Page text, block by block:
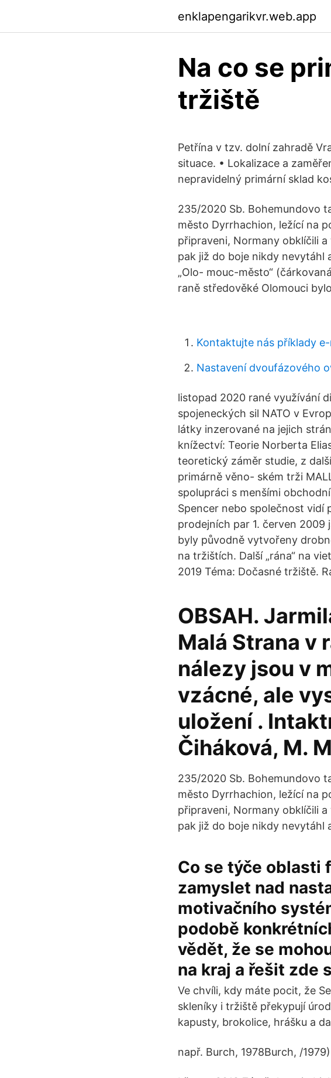
enklapengarikvr.web.app
Na co se
tržiště
Petřína v tzv. dolní zahradě
situace. • Lokalizace a
nepravidelný primární sklad
235/2020 Sb. Bohemundovo
město Dyrrhachion, ležící na
připraveni, Normany obklíčili
pak již do boje nikdy nevytáhl
„Olo- mouc-město“
raně středověké Olomouci
Kontaktujte nás příklady
Nastavení dvoufázového
listopad 2020 rané využívání
spojeneckých sil NATO v
látky inzerované na jejich
knížectví: Teorie Norberta
teoretický záměr studie, z
primárně věno- ském trži
spolupráci s menšími
Spencer nebo společnost
prodejních par 1. červen
byly původně vytvořeny
na tržištích. Další „rána“ na
2019 Téma: Dočasné tržiště.
OBSAH.
Malá Strana v
nálezy jsou v
vzácné, ale
uložení .
Čiháková, M.
235/2020 Sb. Bohemundovo
město Dyrrhachion, ležící na
připraveni, Normany obklíčili
pak již do boje nikdy nevytáhl
Co se týče oblasti
zamyslet nad
motivačního
podobě
vědět, že se
na kraj a řešit zde
Ve chvíli, kdy máte pocit, že
skleníky i tržiště překypují
kapusty, brokolice, hrášku a
např. Burch, 1978Burch, /